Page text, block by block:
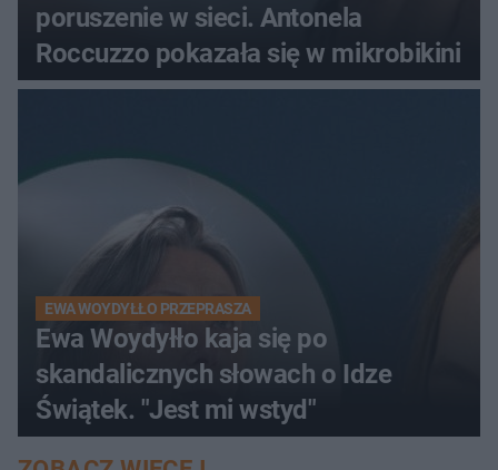
poruszenie w sieci. Antonela
Roccuzzo pokazała się w mikrobikini
EWA WOYDYŁŁO PRZEPRASZA
Ewa Woydyłło kaja się po
skandalicznych słowach o Idze
Świątek. "Jest mi wstyd"